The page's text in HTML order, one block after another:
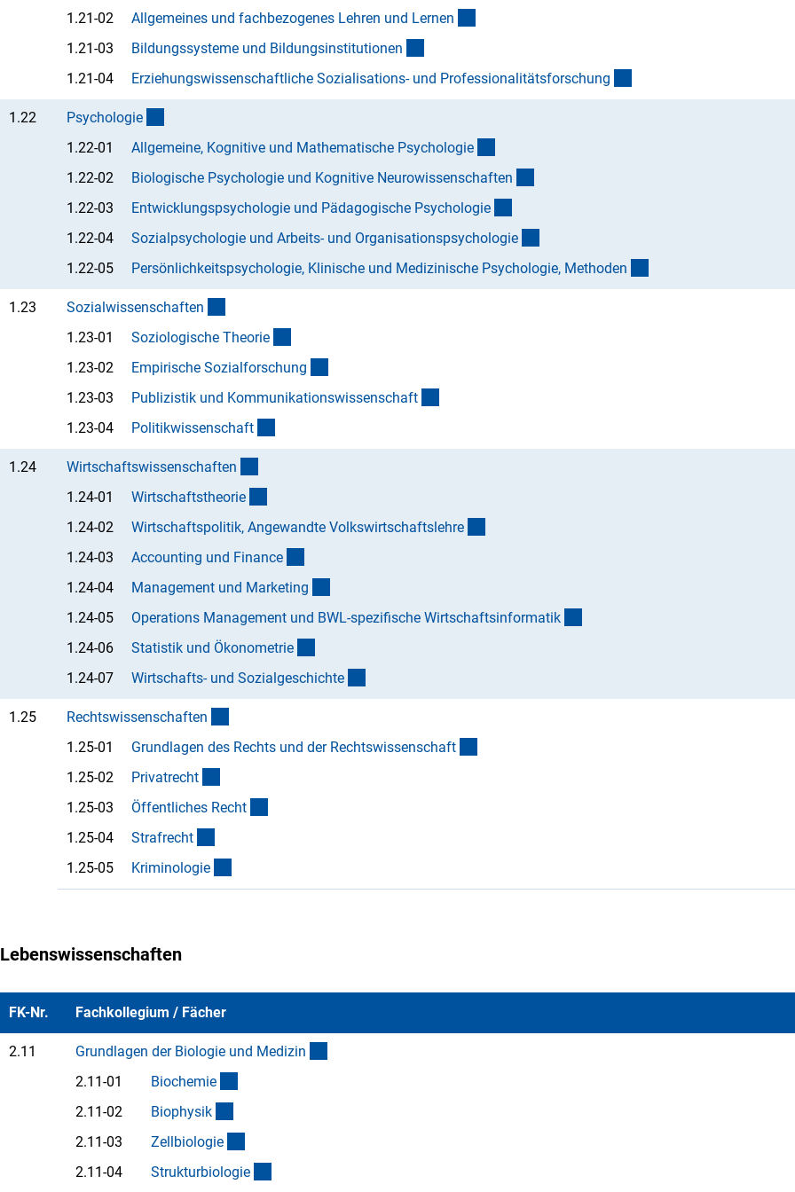
1.21-02
Allgemeines und fachbezogenes Lehren und Lernen
1.21-03
Bildungssysteme und Bildungsinstitutionen
1.21-04
Erziehungswissenschaftliche Sozialisations- und Professionalitätsforschung
1.22 Psychologie
1.22-01
Allgemeine, Kognitive und Mathematische Psychologie
1.22-02
Biologische Psychologie und Kognitive Neurowissenschaften
1.22-03
Entwicklungspsychologie und Pädagogische Psychologie
1.22-04
Sozialpsychologie und Arbeits- und Organisationspsychologie
1.22-05
Persönlichkeitspsychologie, Klinische und Medizinische Psychologie, Methoden
1.23 Sozialwissenschaften
1.23-01
Soziologische Theorie
1.23-02
Empirische Sozialforschung
1.23-03
Publizistik und Kommunikationswissenschaft
1.23-04
Politikwissenschaft
1.24 Wirtschaftswissenschaften
1.24-01
Wirtschaftstheorie
1.24-02
Wirtschaftspolitik, Angewandte Volkswirtschaftslehre
1.24-03
Accounting und Finance
1.24-04
Management und Marketing
1.24-05
Operations Management und BWL-spezifische Wirtschaftsinformatik
1.24-06
Statistik und Ökonometrie
1.24-07
Wirtschafts- und Sozialgeschichte
1.25 Rechtswissenschaften
1.25-01
Grundlagen des Rechts und der Rechtswissenschaft
1.25-02
Privatrecht
1.25-03
Öffentliches Recht
1.25-04
Strafrecht
1.25-05
Kriminologie
Lebenswissenschaften
FK-Nr. Fachkollegium / Fächer
2.11 Grundlagen der Biologie und Medizin
2.11-01
Biochemie
2.11-02
Biophysik
2.11-03
Zellbiologie
2.11-04
Strukturbiologie